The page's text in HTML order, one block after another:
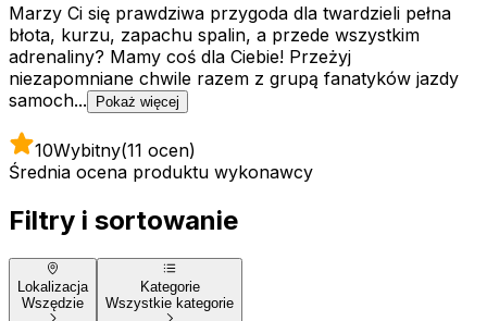
Marzy Ci się prawdziwa przygoda dla twardzieli pełna
błota, kurzu, zapachu spalin, a przede wszystkim
adrenaliny? Mamy coś dla Ciebie! Przeżyj
niezapomniane chwile razem z grupą fanatyków jazdy
samoch...
Pokaż więcej
10Wybitny(11 ocen)
Średnia ocena produktu wykonawcy
Filtry i sortowanie
Lokalizacja
Wszędzie
Kategorie
Wszystkie kategorie